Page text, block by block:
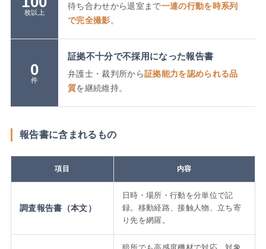
枚以上
待ち合わせから退室まで一連の行動を時系列
で完全撮影 。
0
件
証拠不十分で不採用になった報告書
弁護士・裁判所から証拠能力を認められる品
質を継続維持。
報告書に含まれるもの
項目 内容
調査報告書（本文）
日時・場所・行動を分単位で記
録。移動経路、接触人物、立ち寄
り先を網羅。